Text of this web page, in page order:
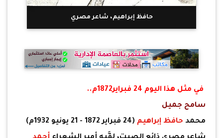
حافظ إبراهيم، شاعر مصري
في مثل هذا اليوم 24 فبراير1872م..
سامح جميل
محمد حافظ إبراهيم
(24 فبراير 1872 - 21 يونيو 1932م)